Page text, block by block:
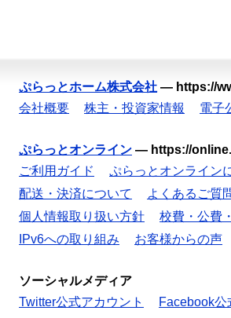
ぷらっとホーム株式会社 — https://
会社概要
株主・投資家情報 電子
ぷらっとオンライン — https://
ご利用ガイド
ぷらっとオンライン
配送・決済について
よくあるご質
個人情報取り扱い方針
校費・公費
IPv6への取り組み
お客様からの声
ソーシャルメディア
Twitter公式アカウント
Facebook公